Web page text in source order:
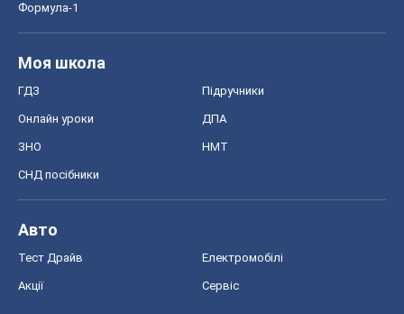
Формула-1
Моя школа
ГДЗ Підручники
Онлайн уроки ДПА
ЗНО НМТ
СНД посібники
Авто
Тест Драйв Електромобілі
Акції Сервіс